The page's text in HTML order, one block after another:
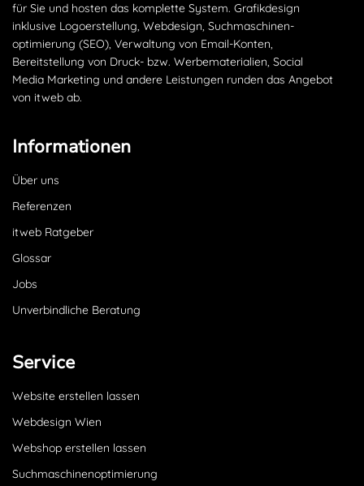
für Sie und hosten das komplette System. Grafikdesign
inklusive Logoerstellung, Webdesign, Suchmaschinen­
optimierung (SEO), Verwaltung von Email-Konten,
Bereitstellung von Druck- bzw. Werbematerialien, Social
Media Marketing und andere Leistungen runden das Angebot
von itweb ab.
Informationen
Über uns
Referenzen
itweb Ratgeber
Glossar
Jobs
Unverbindliche Beratung
Service
Website erstellen lassen
Webdesign Wien
Webshop erstellen lassen
Suchmaschinenoptimierung